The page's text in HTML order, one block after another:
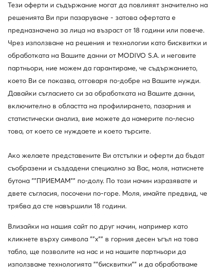
още 10% Код: SUMMER
-21%
New Balance
Сникърси · Сив
Актуална цена
78,99€
Редовна цена 99,99 €-21%
Най-ниска цена
Промоция
New Balance
Сникърси · Бял
Актуална цена
29,99€
Редовна цена53,69 €-44%
Най-ниска цена
New Balance
Сникърси · NB 574 · Виолетов
Актуална цена
41,99€
още 10% Код: SUMMER
New Balance
Сникърси · NB 574 · Черен
55,73€
Тези оферти и съдържание могат да повлияят значително на
решенията Ви при пазаруване - затова офертата е
предназначена за лица на възраст от 18 години или повече.
Чрез използване на решения и технологии като бисквитки и
обработката на Вашите данни от MODIVO S.A. и неговите
партньори, ние можем да гарантираме, че съдържанието,
което Ви се показва, отговаря по-добре на Вашите нужди.
Давайки съгласието си за обработката на Вашите данни,
включително в областта на профилирането, пазарния и
статистически анализ, вие можете да намерите по-лесно
това, от което се нуждаете и което търсите.
Ако желаете представените Ви отстъпки и оферти да бъдат
съобразени и създадени специално за Вас, моля, натиснете
бутона ""ПРИЕМАМ"" по-долу. По този начин изразявате и
двете съгласия, посочени по-горе. Моля, имайте предвид, че
трябва да сте навършили 18 години.
Влизайки на нашия сайт по друг начин, например като
кликнете върху символа ""x"" в горния десен ъгъл на това
табло, ще позволите на нас и на нашите партньори да
използваме технологията ""бисквитки"" и да обработваме